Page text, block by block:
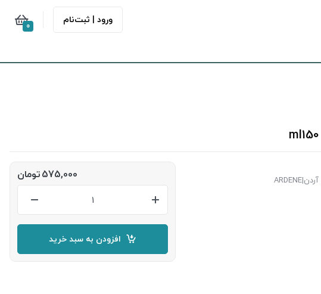
ورود | ثبت‌نام 0
آردن|ARDENE 575,000تومان
افزودن به سبد خرید